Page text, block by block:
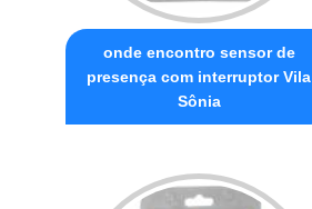
onde encontro sensor de
presença com interruptor Vila
Sônia